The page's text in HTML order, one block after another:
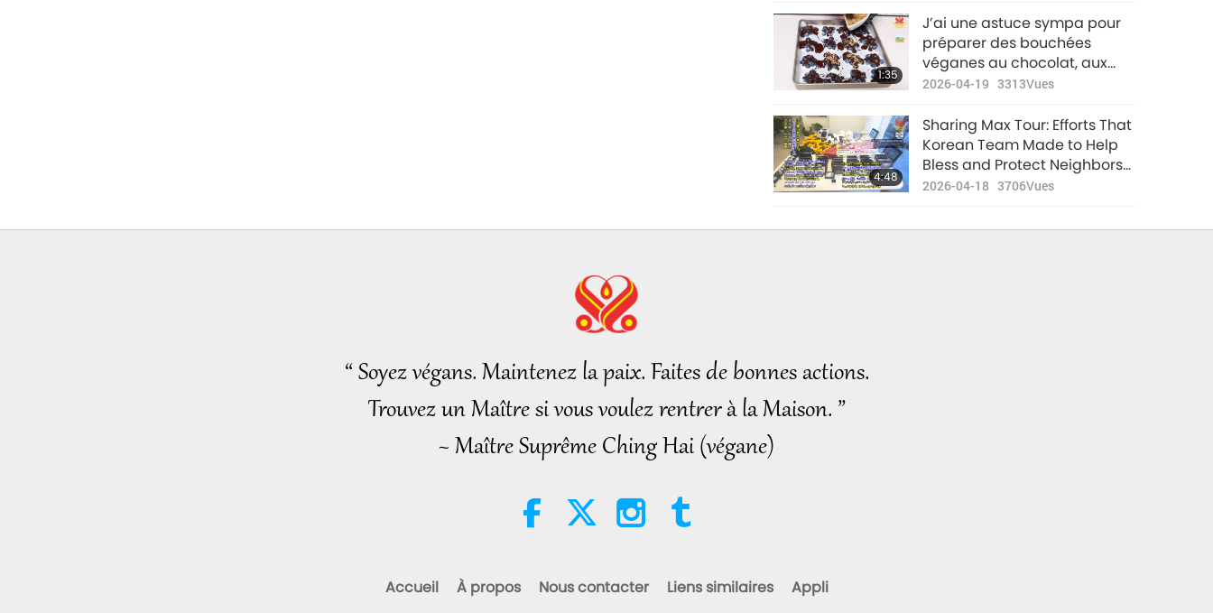
13
39:46
2023-02-132551Vues
14
36:33
Nouvelles
2023-02-142499 Vues
Nouvelles
1:35
J’ai une astuce sympa pour
préparer des bouchées
véganes au chocolat, aux
myrtilles et au yaourt végé.
2026-04-19 3313Vues
4:48
Sharing Max Tour: Efforts That
Korean Team Made to Help
Bless and Protect Neighbors
in Japan
2026-04-18 3706Vues
“ Soyez végans. Maintenez la paix. Faites de bonnes actions.
Trouvez un Maître si vous voulez rentrer à la Maison. ”
~ Maître Suprême Ching Hai (végane)
Accueil À propos Nous contacter Liens similaires Appli